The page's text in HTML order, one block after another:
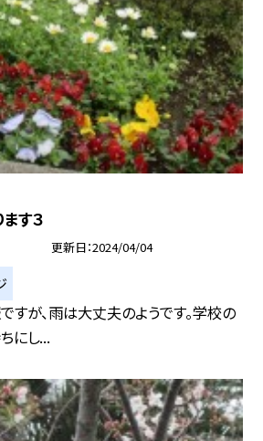
す３
更新日 2024/04/04
すが、雨は大丈夫のようです。学校の
にし...